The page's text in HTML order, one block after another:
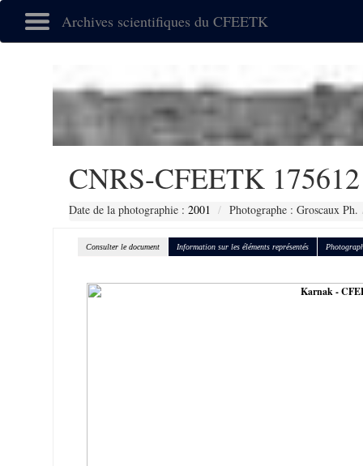
Archives scientifiques du CFEETK
CNRS-CFEETK 175612
Date de la photographie : 2001 Photographe : Groscaux Ph.
Consulter le document Information sur les éléments représentés